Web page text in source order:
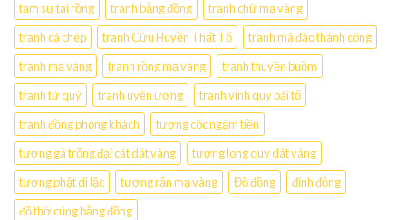
tam sự tai rồng
tranh bằng đồng
tranh chữ mạ vàng
tranh cá chép
tranh Cửu Huyền Thất Tổ
tranh mã đáo thành công
tranh mạ vàng
tranh rồng mạ vàng
tranh thuyền buồm
tranh tứ quý
tranh uyên ương
tranh vinh quy bái tổ
tranh đồng phòng khách
tượng cóc ngậm tiền
tượng gà trống đại cát dát vàng
tượng long quy dát vàng
tượng phật di lặc
tượng rắn mạ vàng Đồ đồng
đỉnh đồng
đồ thờ cúng bằng đồng